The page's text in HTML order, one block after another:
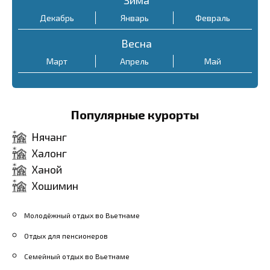
Декабрь Январь Февраль
Весна
Март Апрель Май
Популярные курорты
Нячанг
Халонг
Ханой
Хошимин
Молодёжный отдых во Вьетнаме
Отдых для пенсионеров
Семейный отдых во Вьетнаме
$5
кари